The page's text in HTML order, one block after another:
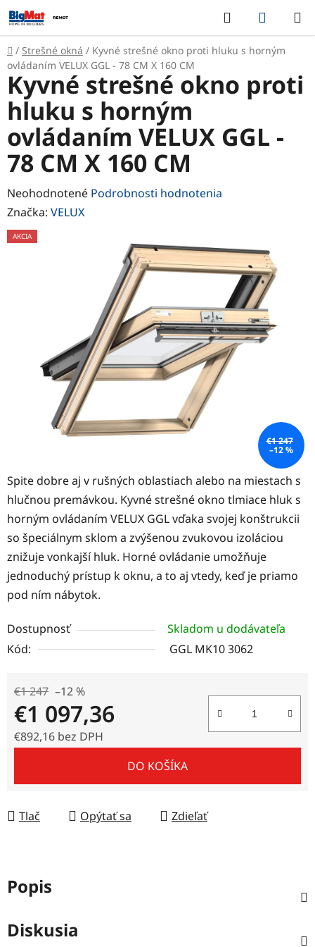
Prejsť
na
obsah
Hľadať
KOŠÍK
Domov
/ Strešné okná / Kyvné strešné okno proti hluku s horným
ovládaním VELUX GGL - 78 CM X 160 CM
Spite dobre aj v rušných oblastiach alebo na miestach s
hlučnou premávkou. Kyvné strešné okno tlmiace hluk s
horným ovládaním VELUX GGL vďaka svojej konštrukcii
so špeciálnym sklom a zvýšenou zvukovou izoláciou
znižuje vonkajší hluk. Horné ovládanie umožňuje
jednoduchý prístup k oknu, a to aj vtedy, keď je priamo
pod ním nábytok.
Dostupnosť
Skladom u dodávateľa
Kód:
GGL MK10 3062
€1 247 –12 %
€1 097,36
€892,16 bez DPH
DO KOŠÍKA
Tlač Opýtať sa Zdieľať
Kyvné strešné okno proti
hluku s horným
ovládaním VELUX GGL -
78 CM X 160 CM
Priemerné
hodnotenie
produktu
Neohodnotené Podrobnosti hodnotenia
Značka: VELUX
AKCIA
€1 247
–12 %
Popis
Diskusia